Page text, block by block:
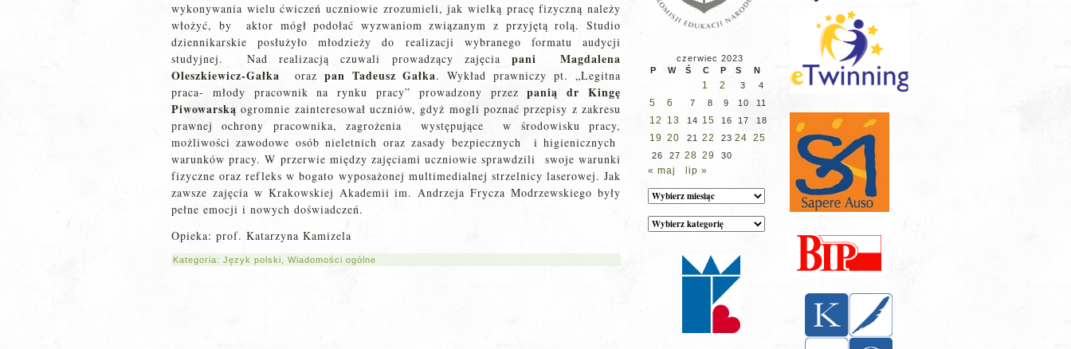
wykonywania wielu ćwiczeń uczniowie zrozumieli, jak wielką pracę fizyczną należy
włożyć, by aktor mógł podołać wyzwaniom związanym z przyjętą rolą. Studio
dziennikarskie posłużyło młodzieży do realizacji wybranego formatu audycji
studyjnej. Nad realizacją czuwali prowadzący zajęciapani Magdalena
Oleszkiewicz-Gałka oraz pan Tadeusz Gałka. Wykład prawniczy pt. „Legitna
praca- młody pracownik na rynku pracy” prowadzony przezpanią dr Kingę
Piwowarską ogromnie zainteresował uczniów, gdyż mogli poznać przepisy z zakresu
prawnej ochrony pracownika, zagrożenia występujące w środowisku pracy,
możliwości zawodowe osób nieletnich oraz zasady bezpiecznych i higienicznych
warunków pracy. W przerwie między zajęciami uczniowie sprawdzili swoje warunki
fizyczne oraz refleks w bogato wyposażonej multimedialnej strzelnicy laserowej. Jak
zawsze zajęcia w Krakowskiej Akademii im. Andrzeja Frycza Modrzewskiego były
pełne emocji i nowych doświadczeń.
Opieka: prof. Katarzyna Kamizela
Kategoria: Język polski Wiadomości ogólne
czerwiec 2023
P
W Ś C P S N
1 2 3 4
5 6 7 8 9 10 11
12 13 14 15 16 17 18
19 20 21 22 23 24 25
26 27 28 29 30
« maj lip »
Archiwum
Kategorie
wpisów